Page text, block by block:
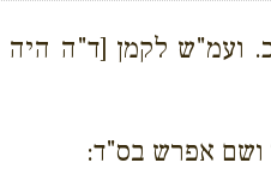
ועמ"ש לקמן [ד"ה היה
ושם אפרש בס"ד: